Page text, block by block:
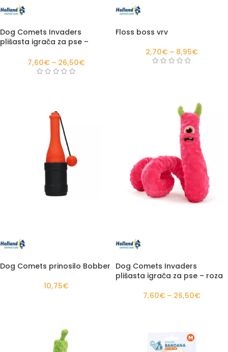
Dog Comets Invaders
plišasta igrača za pse –
7,60€ – 26,50€
Floss boss vrv
2,70€ – 8,95€
Dog Comets prinosilo Bobber
10,75€
Dog Comets Invaders
plišasta igrača za pse – roza
7,60€ – 26,50€